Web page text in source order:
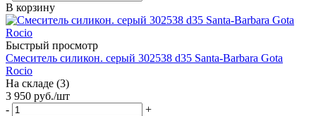
В корзину
Быстрый просмотр
Смеситель силикон. серый 302538 d35 Santa-Barbara Gota
Rocio
На складе (3)
3 950 руб./шт
-
+